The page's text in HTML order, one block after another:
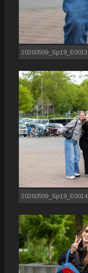
20260509_Sp19_E0013
20260509_Sp19_E0014